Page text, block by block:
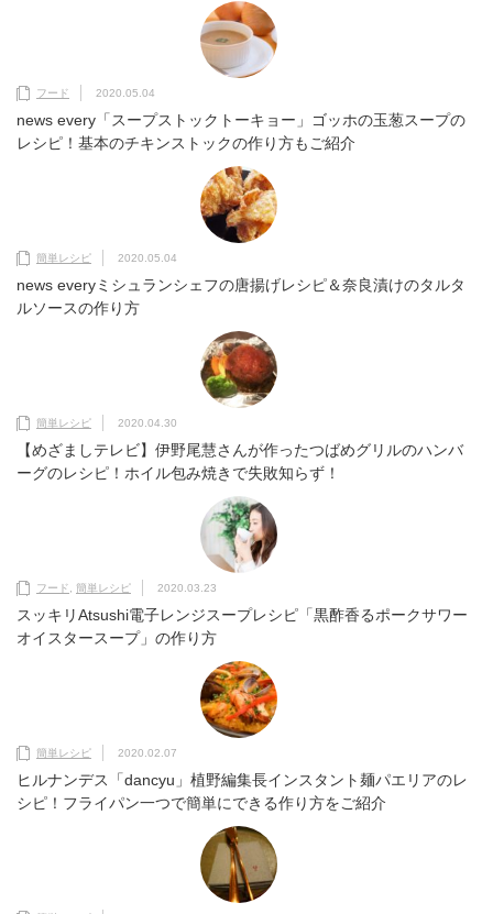
フード 2020.05.04
news every「スープストックトーキョー」ゴッホの玉葱スープの
レシピ！基本のチキンストックの作り方もご紹介
簡単レシピ 2020.05.04
news everyミシュランシェフの唐揚げレシピ＆奈良漬けのタルタ
ルソースの作り方
簡単レシピ 2020.04.30
【めざましテレビ】伊野尾慧さんが作ったつばめグリルのハンバ
ーグのレシピ！ホイル包み焼きで失敗知らず！
フード 簡単レシピ 2020.03.23
スッキリAtsushi電子レンジスープレシピ「黒酢香るポークサワー
オイスタースープ」の作り方
簡単レシピ 2020.02.07
ヒルナンデス「dancyu」植野編集長インスタント麺パエリアのレ
シピ！フライパン一つで簡単にできる作り方をご紹介